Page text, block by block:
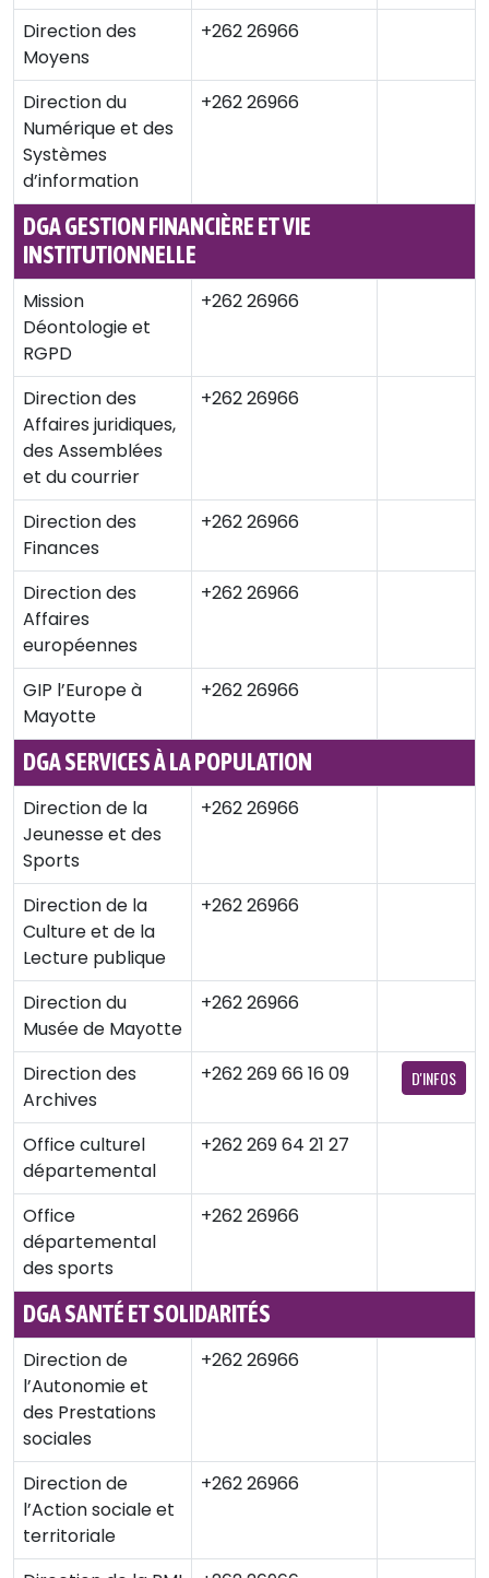
Direction des
Moyens
+262 26966
Direction du
Numérique et des
Systèmes
d’information
+262 26966
DGA GESTION FINANCIÈRE ET VIE
INSTITUTIONNELLE
Mission
Déontologie et
RGPD
+262 26966
Direction des
Affaires juridiques,
des Assemblées
et du courrier
+262 26966
Direction des
Finances
+262 26966
Direction des
Affaires
européennes
+262 26966
GIP l’Europe à
Mayotte
+262 26966
DGA SERVICES À LA POPULATION
Direction de la
Jeunesse et des
Sports
+262 26966
Direction de la
Culture et de la
Lecture publique
+262 26966
Direction du
Musée de Mayotte
+262 26966
Direction des
Archives
+262 269 66 16 09 D'INFOS
Office culturel
départemental
+262 269 64 21 27
Office
départemental
des sports
+262 26966
DGA SANTÉ ET SOLIDARITÉS
Direction de
l’Autonomie et
des Prestations
sociales
+262 26966
Direction de
l’Action sociale et
territoriale
+262 26966